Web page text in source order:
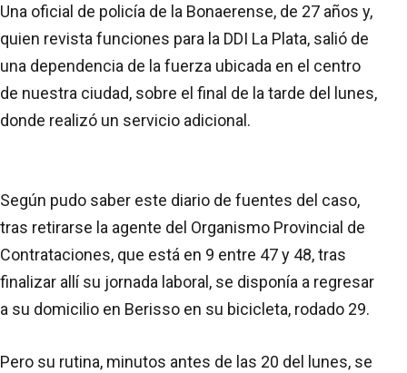
Una oficial de policía de la Bonaerense, de 27 años y,
quien revista funciones para la DDI La Plata, salió de
una dependencia de la fuerza ubicada en el centro
de nuestra ciudad, sobre el final de la tarde del lunes,
donde realizó un servicio adicional.
Según pudo saber este diario de fuentes del caso,
tras retirarse la agente del Organismo Provincial de
Contrataciones, que está en 9 entre 47 y 48, tras
finalizar allí su jornada laboral, se disponía a regresar
a su domicilio en Berisso en su bicicleta, rodado 29.
Pero su rutina, minutos antes de las 20 del lunes, se